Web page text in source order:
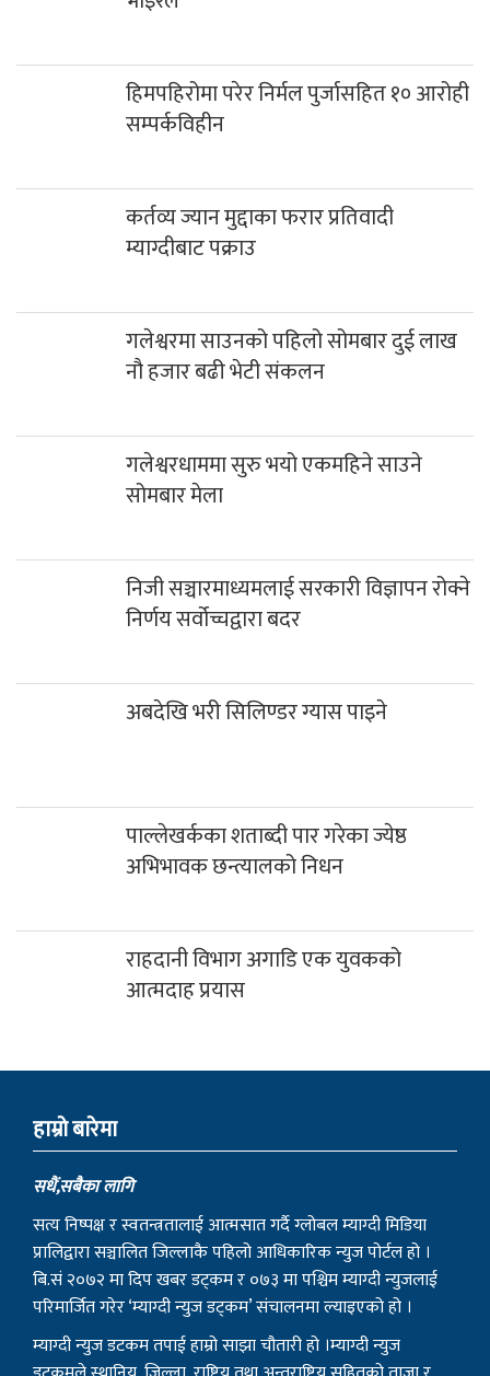
सम्पर्कविहीन
कर्तव्य ज्यान मुद्दाका फरार प्रतिवादी म्याग्दीबाट पक्राउ
नौ हजार बढी भेटी संकलन
गलेश्वरधाममा सुरु भयो एकमहिने साउने
अबदेखि भरी सिलिण्डर ग्यास पाइने
पाल्लेखर्कका शताब्दी पार गरेका ज्येष्ठ
आत्मदाह प्रयास
हाम्राे बारेमा
सधैं,सबैका लागि